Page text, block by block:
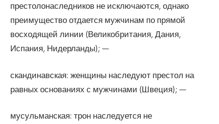
престолонаследников не исключаются, однако
преимущество отдается мужчинам по прямой
восходящей линии (Великобритания, Дания,
Испания, Нидерланды); —
скандинавская: женщины наследуют престол на
равных основаниях с мужчинами (Швеция); —
мусульманская: трон наследуется не